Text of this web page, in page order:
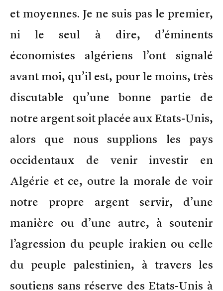
et moyennes. Je ne suis pas le premier,
ni le seul à dire, d’éminents
économistes algériens l’ont signalé
avant moi, qu’il est, pour le moins, très
discutable qu’une bonne partie de
notre argent soit placée aux Etats-Unis,
alors que nous supplions les pays
occidentaux de venir investir en
Algérie et ce, outre la morale de voir
notre propre argent servir, d’une
manière ou d’une autre, à soutenir
l’agression du peuple irakien ou celle
du peuple palestinien, à travers les
soutiens sans réserve des Etats-Unis à